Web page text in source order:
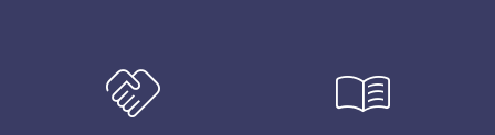
handshake menu_book